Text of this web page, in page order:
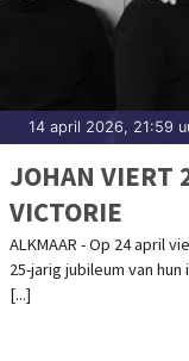
14 april 2026, 21:59
JOHAN VIERT
VICTORIE
ALKMAAR - Op 24 april
25-jarig jubileum van
[...]